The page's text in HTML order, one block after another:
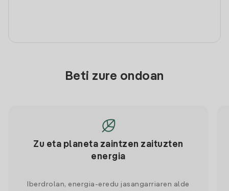
Beti zure ondoan
Zu eta planeta zaintzen zaituzten
energia
Iberdrolan, energia-eredu jasangarriaren alde